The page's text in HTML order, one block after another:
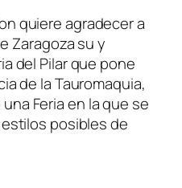
quiere agradecer a
Zaragoza su y
del Pilar que pone
de la Tauromaquia,
Feria en la que se
posibles de